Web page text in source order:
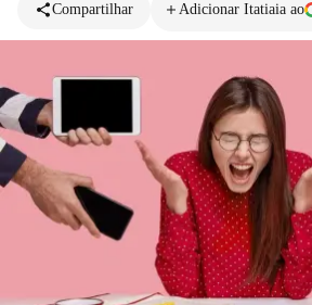
Compartilhar
Adicionar Itatiaia ao